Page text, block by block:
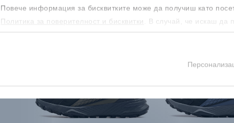
Повече информация за бисквитките може да получиш като
Политика за поверителност и бисквитки
. В случай, че искаш да
бисквитките, можеш да го направиш от опцията за